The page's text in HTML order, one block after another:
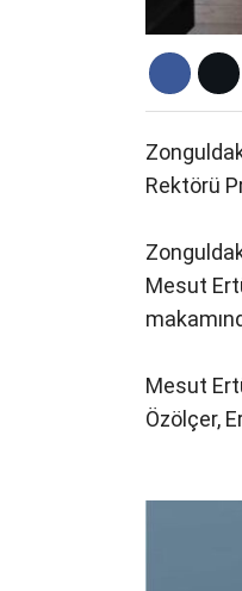
Rektörü
Mesut
Mesut
Özölçer,